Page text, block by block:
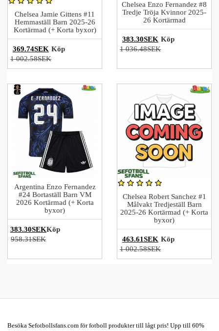
Chelsea Jamie Gittens #11
Hemmaställ Barn 2025-26
Kortärmad (+ Korta byxor)
369.74SEK
1 002.58SEK
Köp
Chelsea Enzo Fernandez #8
Tredje Tröja Kvinnor 2025-
26 Kortärmad
383.30SEK
1 036.48SEK
Köp
Argentina Enzo Fernandez
#24 Bortaställ Barn VM
2026 Kortärmad (+ Korta
byxor)
383.30SEK
958.31SEK
Köp
Chelsea Robert Sanchez #1
Målvakt Tredjeställ Barn
2025-26 Kortärmad (+ Korta
byxor)
463.61SEK
1 002.58SEK
Köp
Besöka Sefotbollsfans.com för fotboll produkter till lågt pris! Upp till 60%